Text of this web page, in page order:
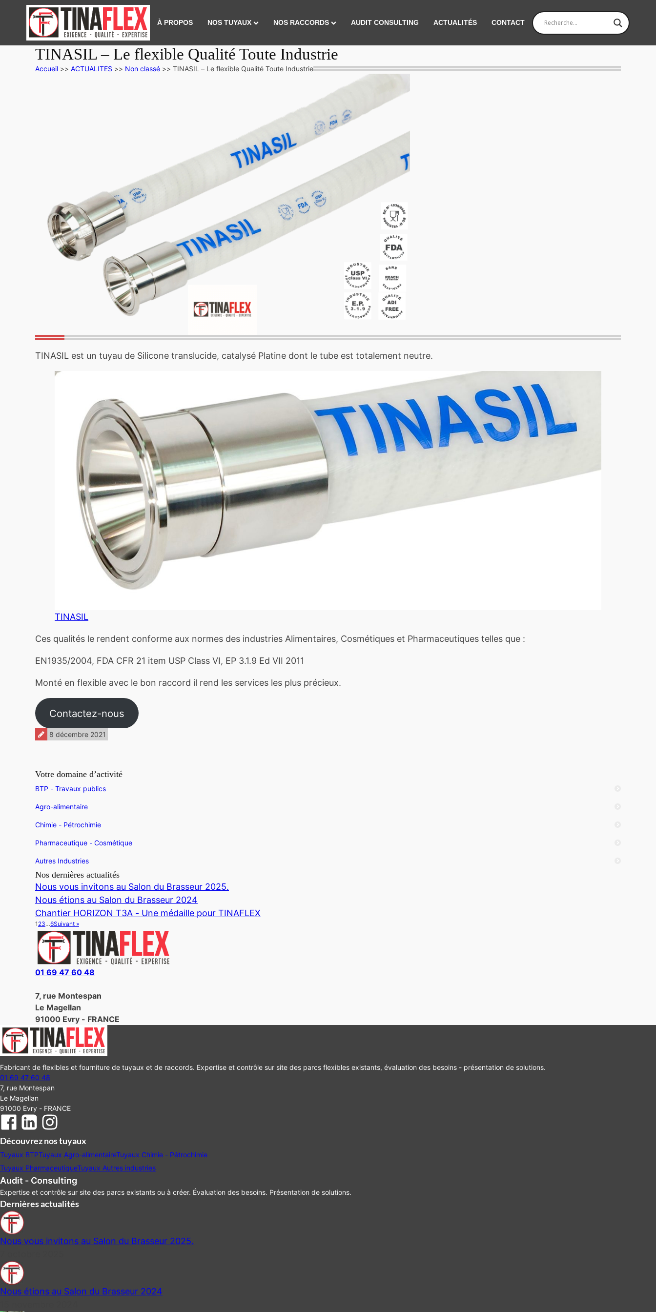
À PROPOS NOS TUYAUX NOS RACCORDS AUDIT CONSULTING ACTUALITÉS CONTACT
TINASIL – Le flexible Qualité Toute Industrie
Accueil >> ACTUALITES >> Non classé >> TINASIL – Le flexible Qualité Toute Industrie
TINASIL est un tuyau de Silicone translucide, catalysé Platine dont le tube est totalement neutre.
TINASIL
Ces qualités le rendent conforme aux normes des industries Alimentaires, Cosmétiques et Pharmaceutiques telles que :
EN1935/2004, FDA CFR 21 item USP Class VI, EP 3.1.9 Ed VII 2011
Monté en flexible avec le bon raccord il rend les services les plus précieux.
Contactez-nous
8 décembre 2021
Votre domaine d’activité
BTP - Travaux publics
Agro-alimentaire
Chimie - Pétrochimie
Pharmaceutique - Cosmétique
Autres Industries
Nos dernières actualités
Nous vous invitons au Salon du Brasseur 2025.
Nous étions au Salon du Brasseur 2024
Chantier HORIZON T3A - Une médaille pour TINAFLEX
1 23…6Suivant »
01 69 47 60 48
7, rue Montespan
Le Magellan
91000 Evry - FRANCE
Fabricant de flexibles et fourniture de tuyaux et de raccords. Expertise et contrôle sur site des parcs flexibles existants, évaluation des besoins - présentation de solutions.
01 69 47 60 48
7, rue Montespan
Le Magellan
91000 Evry - FRANCE
Découvrez nos tuyaux
Tuyaux BTPTuyaux Agro-alimentaireTuyaux Chimie - Pétrochimie
Tuyaux PharmaceutiqueTuyaux Autres industries
Audit - Consulting
Expertise et contrôle sur site des parcs existants ou à créer. Évaluation des besoins. Présentation de solutions.
Dernières actualités
Nous vous invitons au Salon du Brasseur 2025.
Nous étions au Salon du Brasseur 2024